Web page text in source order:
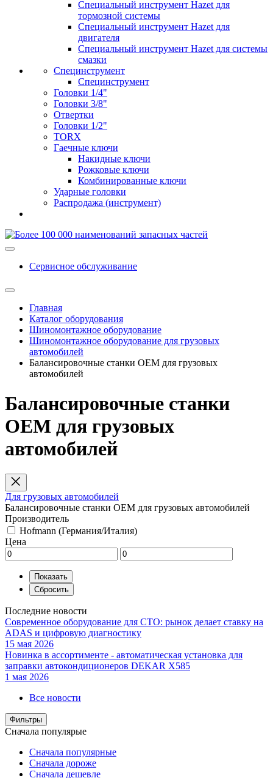
Специальный инструмент Hazet для
тормозной системы
Специальный инструмент Hazet для
двигателя
Специальный инструмент Hazet для системы
смазки
Специнструмент
Специнструмент
Головки 1/4"
Головки 3/8"
Отвертки
Головки 1/2"
TORX
Гаечные ключи
Накидные ключи
Рожковые ключи
Комбинированные ключи
Ударные головки
Распродажа (инструмент)
Сервисное обслуживание
Главная
Каталог оборудования
Шиномонтажное оборудование
Шиномонтажное оборудование для грузовых
автомобилей
Балансировочные станки ОЕМ для грузовых
автомобилей
Балансировочные станки
ОЕМ для грузовых
автомобилей
Для грузовых автомобилей
Балансировочные станки ОЕМ для грузовых автомобилей
Производитель
Hofmann (Германия/Италия)
Цена
Последние новости
Современное оборудование для СТО: рынок делает ставку на
ADAS и цифровую диагностику
15 мая 2026
Новинка в ассортименте - автоматическая установка для
заправки автокондиционеров DEKAR X585
1 мая 2026
Все новости
Фильтры
Сначала популярые
Сначала популярные
Сначала дороже
Сначала дешевле